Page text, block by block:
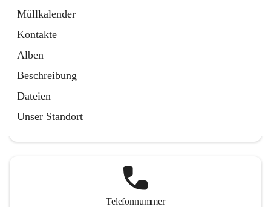
Müllkalender
Kontakte
Alben
Beschreibung
Dateien
Unser Standort
Telefonnummer